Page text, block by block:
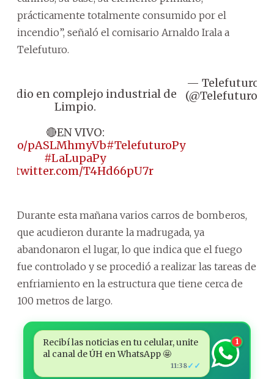
prácticamente totalmente consumido por el
incendio”, señaló el comisario Arnaldo Irala a
Telefuturo.
en complejo industrial de
Limpio.
🔴EN VIVO:
pASLMhmyVb#TelefuturoPy
#LaLupaPy
T4Hd66pU7r
— Telefuturo
(@Telefuturo)
Durante esta mañana varios carros de bomberos,
que acudieron durante la madrugada, ya
abandonaron el lugar, lo que indica que el fuego
fue controlado y se procedió a realizar las tareas de
enfriamiento en la estructura que tiene cerca de
100 metros de largo.
Recibí las noticias en tu celular, unite
al canal de ÚH en WhatsApp 🤩
11:38✓✓
1